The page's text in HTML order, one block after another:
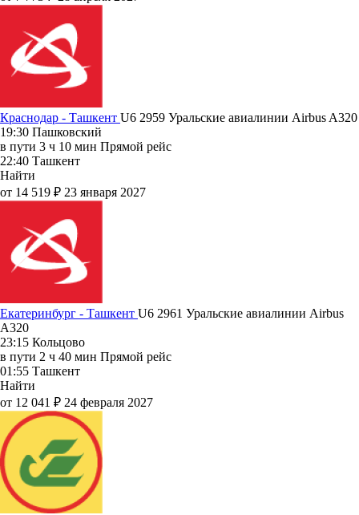
Краснодар - Ташкент U6 2959 Уральские авиалинии Airbus A320
19:30 Пашковский
в пути 3 ч 10 мин Прямой рейс
22:40 Ташкент
Найти
от 14 519 ₽ 23 января 2027
Екатеринбург - Ташкент U6 2961 Уральские авиалинии Airbus
A320
23:15 Кольцово
в пути 2 ч 40 мин Прямой рейс
01:55 Ташкент
Найти
от 12 041 ₽ 24 февраля 2027